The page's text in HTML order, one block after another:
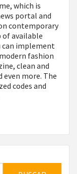
which is
portal and
contemporary
of available
can implement
fashion
clean and
more. The
codes and